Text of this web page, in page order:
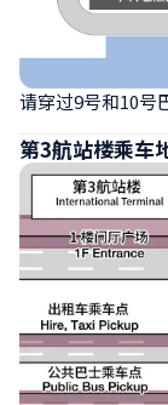
请穿过9号和10号
第3航站楼乘车